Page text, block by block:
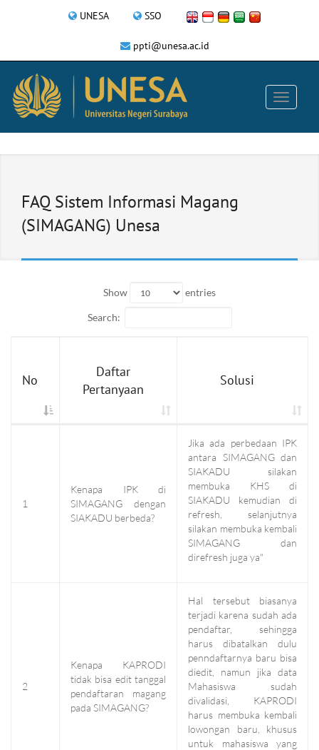
UNESA SSO
ppti@unesa.ac.id
FAQ Sistem Informasi Magang
(SIMAGANG) Unesa
Show entries
Search:
No
Daftar
Pertanyaan
Solusi
1
Kenapa IPK di
SIMAGANG dengan
SIAKADU berbeda?
Jika ada perbedaan IPK
antara SIMAGANG dan
SIAKADU silakan
membuka KHS di
SIAKADU kemudian di
refresh, selanjutnya
silakan membuka kembali
SIMAGANG dan
direfresh juga ya"
2
Kenapa KAPRODI
tidak bisa edit tanggal
pendaftaran magang
pada SIMAGANG?
Hal tersebut biasanya
terjadi karena sudah ada
pendaftar, sehingga
harus dibatalkan dulu
penndaftarnya baru bisa
diedit, namun jika data
Mahasiswa sudah
divalidasi, KAPRODI
harus membuka kembali
lowongan baru, khusus
untuk mahasiswa yang